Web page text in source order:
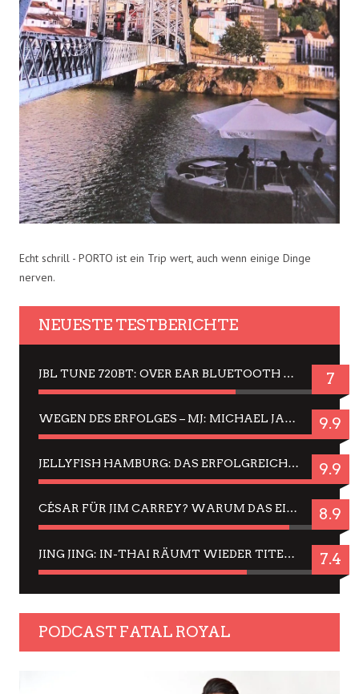
Echt schrill - PORTO ist ein Trip wert, auch wenn einige Dinge
nerven.
NEUESTE TESTBERICHTE
JBL TUNE 720BT: OVER EAR BLUETOOTH KOPFHÖRER UM DIE 50,-€ IM DAUER-TEST 7
WEGEN DES ERFOLGES – MJ: MICHAEL JACKSON MUSICAL IN EINER MATINEE SEHEN 9.9
JELLYFISH HAMBURG: DAS ERFOLGREICHE SOMMER-MENÜ 2025 IN GEFÜHLEN UND BILDERN 9.9
CÉSAR FÜR JIM CARREY? WARUM DAS EINER DER NERVIGSTEN ACTORS IST UND BLEIBT 8.9
JING JING: IN-THAI RÄUMT WIEDER TITEL AB – EIN ZWEI-STUNDEN-ERLEBNISBERICHT 7.4
PODCAST FATAL ROYAL